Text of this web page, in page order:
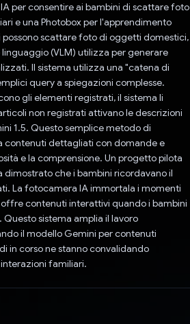
per consentire ai bambini di scattare foto
e una Photobox per l'apprendimento
scattare foto di oggetti domestici,
(VLM) utilizza per generare
Il sistema utilizza una "catena di
query a spiegazioni complesse.
gli elementi registrati, il sistema li
non registrati attivano le descrizioni
1.5. Questo semplice metodo di
contenuti dettagliati con domande e
e la comprensione. Un progetto pilota
dimostrato che i bambini ricordavano il
La fotocamera IA immortala i momenti
contenuti interattivi quando i bambini
sistema amplia il lavoro
il modello Gemini per contenuti
in corso ne stanno convalidando
familiari.